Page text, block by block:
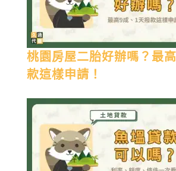
桃園房屋二胎好辦嗎？最
款這樣申請！